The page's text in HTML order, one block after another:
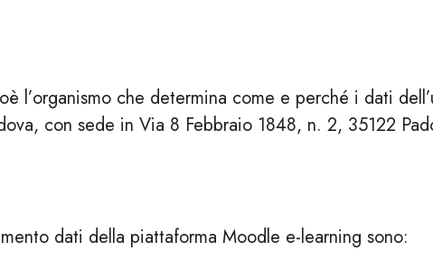
l’organismo che determina come e perché i dati
con sede in Via 8 Febbraio 1848, n. 2, 35122
dati della piattaforma Moodle e-learning sono: